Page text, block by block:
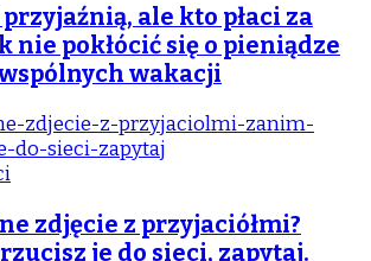
ale kto płaci za
nie pokłócić się o pieniądze
wakacji
zdjęcie z przyjaciółmi?
je do sieci, zapytaj.